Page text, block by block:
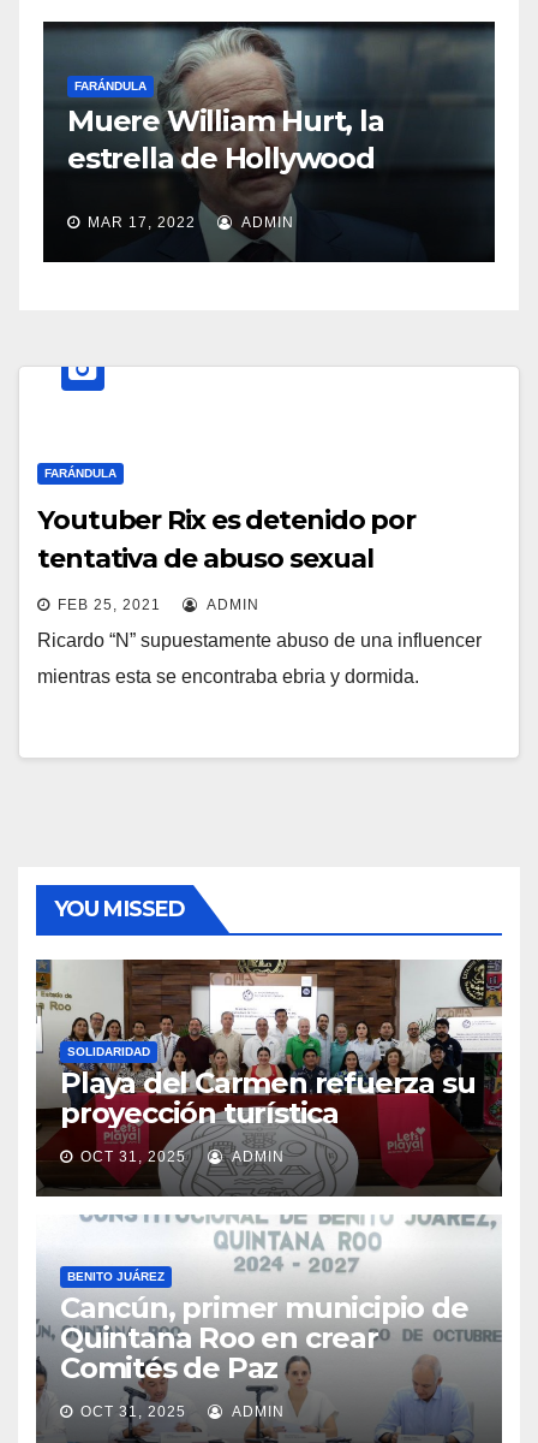
FARÁNDULA
Muere William Hurt, la
estrella de Hollywood
MAR 17, 2022 ADMIN
FARÁNDULA
Youtuber Rix es detenido por
tentativa de abuso sexual
FEB 25, 2021 ADMIN
Ricardo “N” supuestamente abuso de una influencer
mientras esta se encontraba ebria y dormida.
YOU MISSED
SOLIDARIDAD
Playa del Carmen refuerza su
proyección turística
OCT 31, 2025 ADMIN
BENITO JUÁREZ
Cancún, primer municipio de
Quintana Roo en crear
Comités de Paz
OCT 31, 2025 ADMIN